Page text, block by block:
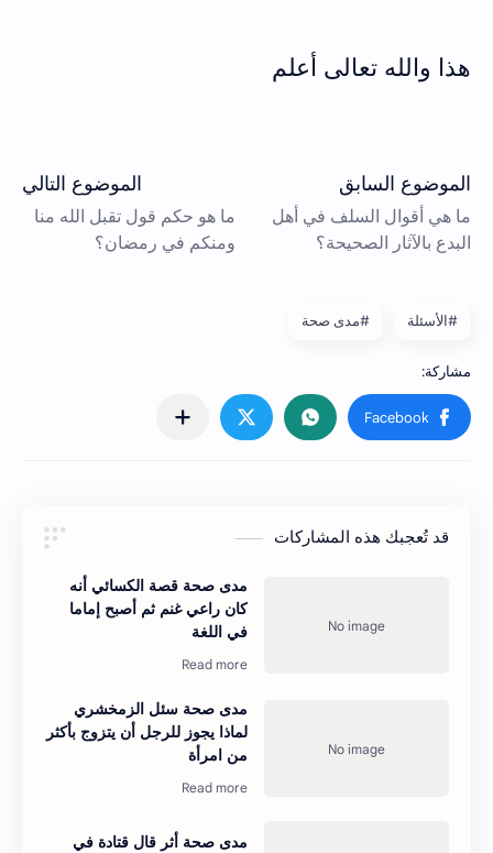
هذا والله تعالى أعلم
#الأسئلة #مدى صحة
قد تُعجبك هذه المشاركات
مدى صحة قصة الكسائي أنه
كان راعي غنم ثم أصبح إماما
في اللغة
مدى صحة سئل الزمخشري
لماذا يجوز للرجل أن يتزوج بأكثر
من امرأة
مدى صحة أثر قال قتادة في